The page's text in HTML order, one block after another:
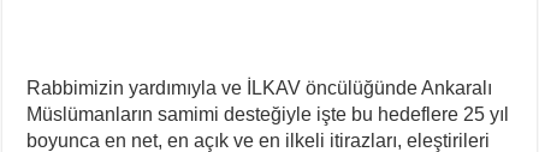
Rabbimizin yardımıyla ve İLKAV öncülüğünde Ankaralı
Müslümanların samimi desteğiyle işte bu hedeflere 25 yıl
boyunca en net, en açık ve en ilkeli itirazları, eleştirileri